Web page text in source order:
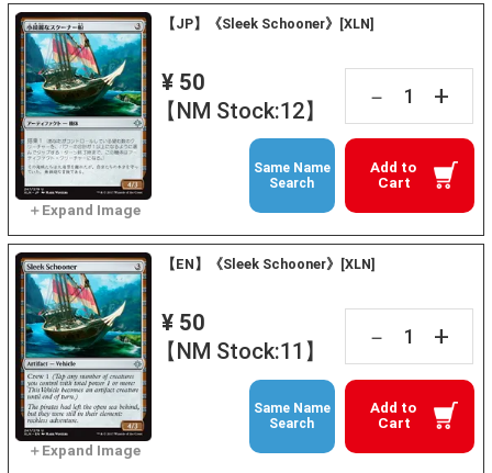
【JP】《Sleek Schooner》[XLN]
¥ 50
【NM Stock:12】
－ +
Add to
Cart
Same Name
Search
【EN】《Sleek Schooner》[XLN]
¥ 50
【NM Stock:11】
－ +
Add to
Cart
Same Name
Search